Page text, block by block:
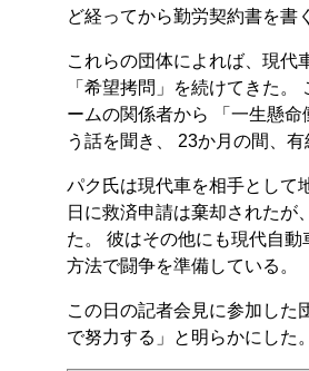
ど経ってから勤労契約書を書
これらの団体によれば、現代
「希望拷問」を続けてきた
ームの関係者から 「一生懸
う話を聞き、 23か月の間、
パク氏は現代車を相手として
日に救済申請は棄却されたが
た。 彼はその他にも現代自
方法で闘争を準備している。
この日の記者会見に参加した
で努力する」と明らかにした。